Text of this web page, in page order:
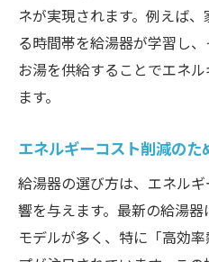
ネが実現されます。例えば
る時間帯を給湯器が学習し
お湯を供給することでエネ
ます。
エネルギーコスト削減のた
給湯器の選び方は、エネル
響を与えます。最新の給湯
モデルが多く、特に「高効